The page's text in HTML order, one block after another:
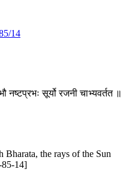
14
सूर्यो रजनी चाभ्यवर्तत ॥
Bharata, the rays of the Sun
85-14]